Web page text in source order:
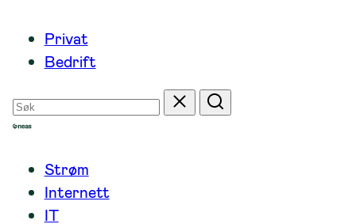
innhold
Privat
Bedrift
Søk
etter
Tilbakestill
Søk
Strøm
Internett
IT